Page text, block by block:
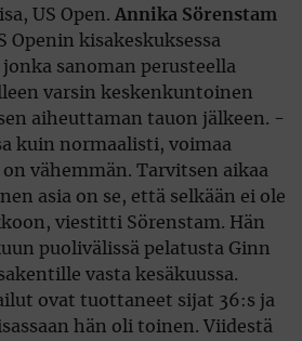
US Open. Annika Sörenstam
Openin kisakeskuksessa
sanoman perusteella
varsin keskenkuntoinen
aiheuttaman tauon jälkeen. -
kuin normaalisti, voimaa
vähemmän. Tarvitsen aikaa
asia on se, että selkään ei ole
viestitti Sörenstam. Hän
puolivälissä pelatusta Ginn
vasta kesäkuussa.
ovat tuottaneet sijat 36:s ja
hän oli toinen. Viidestä